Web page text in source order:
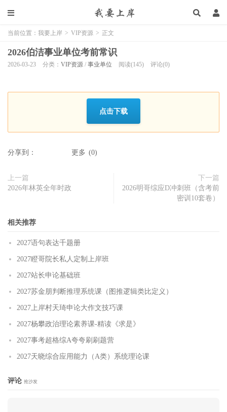
当前位置： 我要上岸 > VIP资源 > 正文
2026伯洁事业单位考前常识
2026-03-23 分类： VIP资源 / 事业单位 阅读(145) 评论(0)
点击下载
分享到： 更多 (0)
上一篇
2026年林英全年时政
下一篇
2026明哥综应D冲刺班（含考前
密训10套卷）
相关推荐
2027语句表达千题册
2027瞪哥院长私人定制上岸班
2027站长申论基础班
2027苏金朋判断推理系统课（图推逻辑类比定义）
2027上岸村天琦申论大作文技巧课
2027杨攀政治理论素养课-精读《求是》
2027事考超格综A夸夸刷刷题营
2027天晓综合应用能力（A类）系统理论课
评论 抢沙发